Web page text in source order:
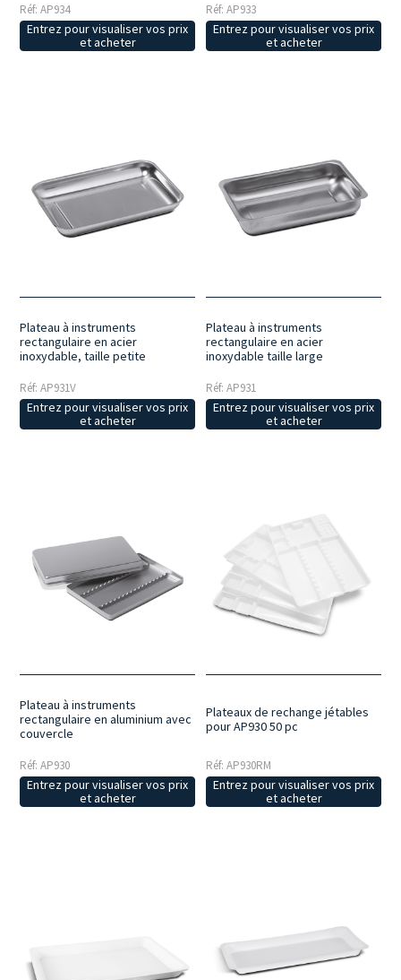
Réf: AP934
Entrez pour visualiser vos prix
et acheter
Réf: AP933
Entrez pour visualiser vos prix
et acheter
Plateau à instruments
rectangulaire en acier
inoxydable, taille petite
Réf: AP931V
Entrez pour visualiser vos prix
et acheter
Plateau à instruments
rectangulaire en acier
inoxydable taille large
Réf: AP931
Entrez pour visualiser vos prix
et acheter
Plateau à instruments
rectangulaire en aluminium avec
couvercle
Réf: AP930
Entrez pour visualiser vos prix
et acheter
Plateaux de rechange jétables
pour AP930 50 pc
Réf: AP930RM
Entrez pour visualiser vos prix
et acheter